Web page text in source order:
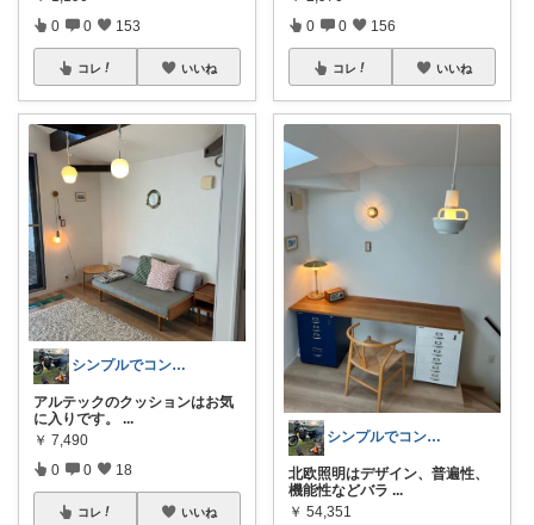
0 0 153
コレ いいね
シンプルでコンパクトな暮らしとアウトドア
アルテックのクッションはお気
に入りです。 ...
￥ 7,490
0 0 18
コレ いいね
0 0 156
コレ いいね
シンプルでコンパクトな暮らしとアウトドア
北欧照明はデザイン、普遍性、
機能性などバラ ...
￥ 54,351